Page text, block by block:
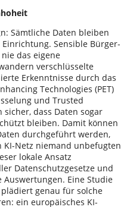
Sämtliche Daten bleiben
Sensible Bürger-
das eigene
verschlüsselte
Erkenntnisse durch das
Technologies (PET)
und Trusted
dass Daten sogar
bleiben​. Damit können
durchgeführt werden,
KI-Netz niemand unbefugten
lokale Ansatz
Datenschutzgesetze und
Eine Studie
genau für solche
ein europäisches KI-